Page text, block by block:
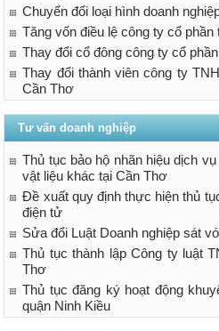
Chuyển đổi loại hình doanh
Tăng vốn điều lệ công ty cổ phần
Thay đổi cổ đông công ty cổ phần
Thay đổi thành viên công ty
Cần Thơ
Tư vấn doanh nghiệp
Thủ tục bảo hộ nhãn hiệu dịch
vật liệu khác tại Cần Thơ
Đề xuất quy định thực hiện thủ
điện tử
Sửa đổi Luật Doanh nghiệp sát
Thủ tục thành lập Công ty luật
Thơ
Thủ tục đăng ký hoạt động
quận Ninh Kiều